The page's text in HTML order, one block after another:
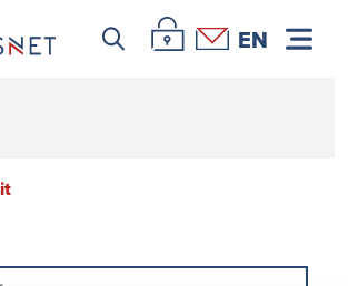
Leitar iconÞjónustuvefur Landsnets
Hafa samband
EN